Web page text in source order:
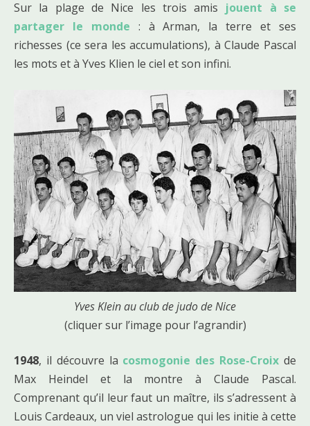
Sur la plage de Nice les trois amis jouent à se
partager le monde : à Arman, la terre et ses
richesses (ce sera les accumulations), à Claude Pascal
les mots et à Yves Klien le ciel et son infini.
Yves Klein au club de judo de Nice
(cliquer sur l’image pour l’agrandir)
1948, il découvre la cosmogonie des Rose-Croix de
Max Heindel et la montre à Claude Pascal.
Comprenant qu’il leur faut un maître, ils s’adressent à
Louis Cardeaux, un viel astrologue qui les initie à cette